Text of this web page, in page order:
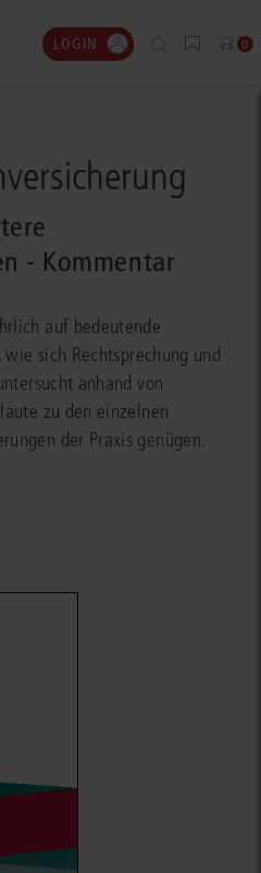
LOGIN 0
- Kommentar
auf bedeutende
sich Rechtsprechung und
anhand von
zu den einzelnen
der Praxis genügen.